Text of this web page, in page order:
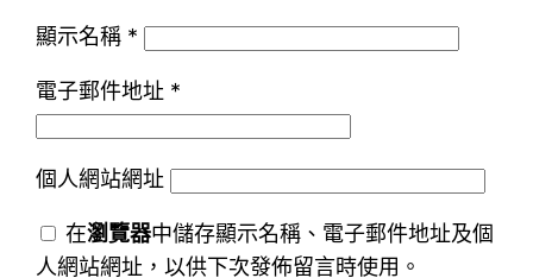
顯示名稱 *
電子郵件地址 *
個人網站網址
在瀏覽器中儲存顯示名稱、電子郵件地址及個
人網站網址，以供下次發佈留言時使用。